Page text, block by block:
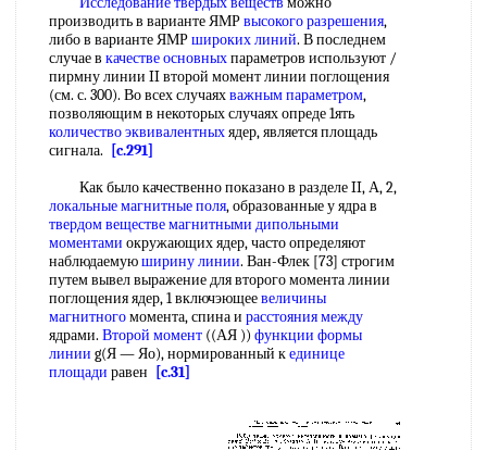
производить в варианте ЯМРвысокого разрешения,
либо в варианте ЯМРшироких линий. В последнем
случае в качестве основныхпараметров используют /
пирмну линии II второй момент линии поглощения
(см. с. 300). Во всех случаяхважным параметром,
позволяющим в некоторых случаях опреде 1ять
количество эквивалентныхядер, является площадь
сигнала.
[c.291]
Как было качественно показано в разделе II, А, 2,
локальные магнитные поля, образованные у ядра в
твердом веществе магнитными дипольными
моментами окружающих ядер, часто определяют
наблюдаемуюширину линии. Ван-Флек [73] строгим
путем вывел выражение для второго момента линии
поглощения ядер, 1 включэющеевеличины
магнитногомомента, спина и расстояния между
ядрами. Второй момент ((АЯ )) функции формы
линии g(Я — Яо), нормированный кединице
площади равен [c.31]